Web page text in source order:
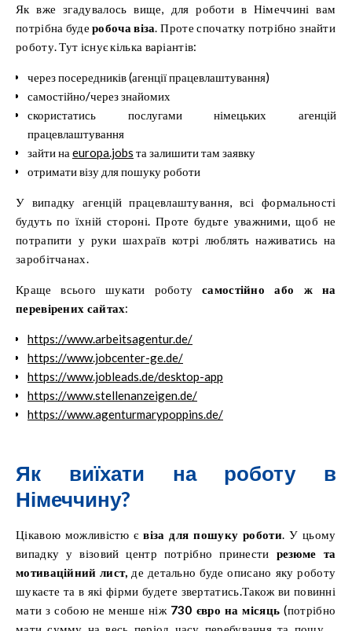
Як вже згадувалось вище, для роботи в Німеччині вам
потрібна буде робоча віза. Проте спочатку потрібно знайти
роботу. Тут існує кілька варіантів:
через посередників (агенції працевлаштування)
самостійно/через знайомих
скористатись послугами німецьких агенцій
працевлаштування
зайти на europa.jobs та залишити там заявку
отримати візу для пошуку роботи
У випадку агенцій працевлаштування, всі формальності
будуть по їхній стороні. Проте будьте уважними, щоб не
потрапити у руки шахраїв котрі люблять наживатись на
заробітчанах.
Краще всього шукати роботусамостійно або ж на
перевірених сайтах:
https://www.arbeitsagentur.de/
https://www.jobcenter-ge.de/
https://www.jobleads.de/desktop-app
https://www.stellenanzeigen.de/
https://www.agenturmarypoppins.de/
Як виїхати на роботу в
Німеччину?
Цікавою можливістю євіза для пошуку роботи. У цьому
випадку у візовий центр потрібно принести резюме та
мотиваційний лист, де детально буде описано яку роботу
шукаєте та в які фірми будете звертатись.Також ви повинні
мати з собою не менше ніж 730 євро на місяць (потрібно